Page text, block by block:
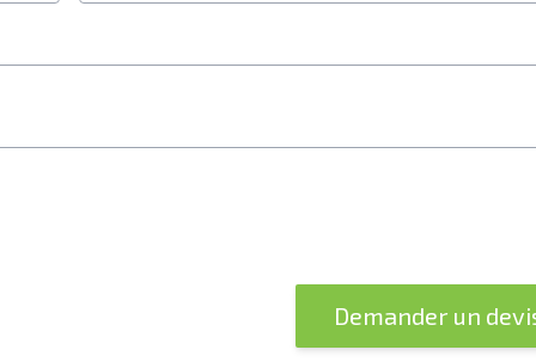
Demander un
est obligatoire